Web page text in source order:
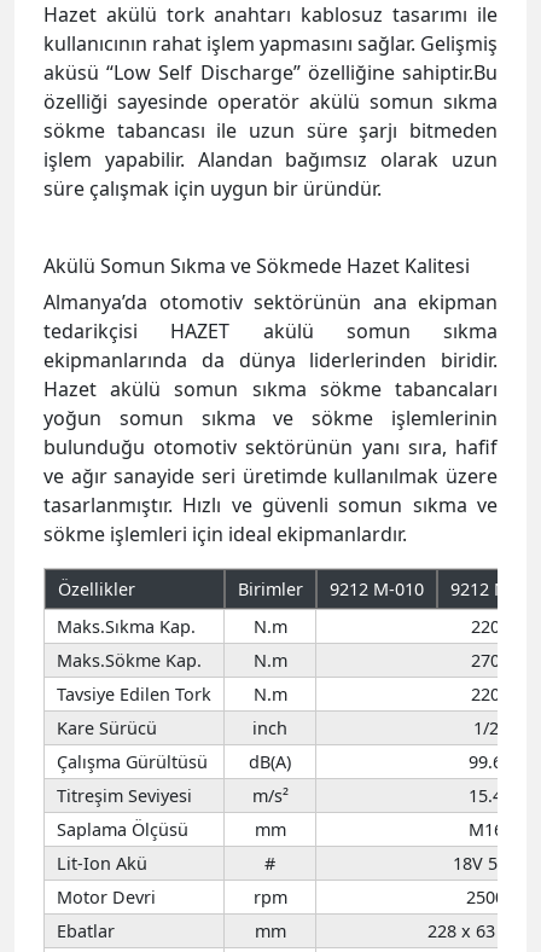
Hazet akülü tork anahtarı kablosuz tasarımı ile
kullanıcının rahat işlem yapmasını sağlar. Gelişmiş
aküsü “Low Self Discharge” özelliğine sahiptir.Bu
özelliği sayesinde operatör akülü somun sıkma
sökme tabancası ile uzun süre şarjı bitmeden
işlem yapabilir. Alandan bağımsız olarak uzun
süre çalışmak için uygun bir üründür.
Akülü Somun Sıkma ve Sökmede Hazet Kalitesi
Almanya’da otomotiv sektörünün ana ekipman
tedarikçisi HAZET akülü somun sıkma
ekipmanlarında da dünya liderlerinden biridir.
Hazet akülü somun sıkma sökme tabancaları
yoğun somun sıkma ve sökme işlemlerinin
bulunduğu otomotiv sektörünün yanı sıra, hafif
ve ağır sanayide seri üretimde kullanılmak üzere
tasarlanmıştır. Hızlı ve güvenli somun sıkma ve
sökme işlemleri için ideal ekipmanlardır.
Özellikler Birimler 9212 M-010
9212 M-1
Maks.Sıkma Kap.
N.m
220
Maks.Sökme Kap.
N.m
270
Tavsiye Edilen Tork
N.m
220
Kare Sürücü
inch
1/2
Çalışma Gürültüsü
dB(A)
99.6
Titreşim Seviyesi
m/s²
15.4
Saplama Ölçüsü
mm
M16
Lit-Ion Akü
#
18V 5Ah
Motor Devri
rpm
2500
Ebatlar
mm
228 x 63 x